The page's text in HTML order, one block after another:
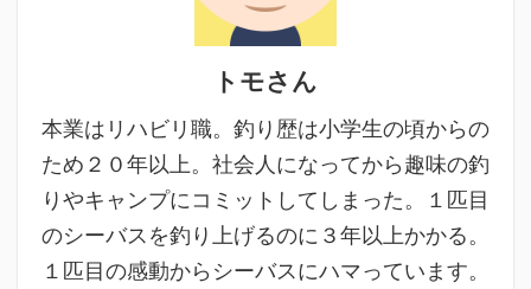
トモさん
本業はリハビリ職。釣り歴は小学生の頃からの
ため２０年以上。社会人になってから趣味の釣
りやキャンプにコミットしてしまった。１匹目
のシーバスを釣り上げるのに３年以上かかる。
１匹目の感動からシーバスにハマっています。